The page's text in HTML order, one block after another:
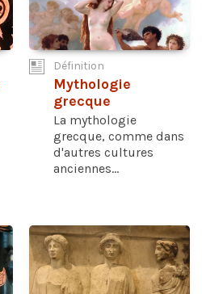
Définition
Mythologie
grecque
La mythologie
grecque, comme dans
d'autres cultures
anciennes...